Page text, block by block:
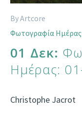
By Artcore
Φωτογραφία Ημέρας
01 Δεκ:
Ημέρας:
Christophe Jacrot